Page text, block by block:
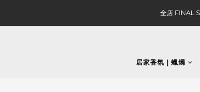
全店 FINAL
居家香氛｜蠟燭